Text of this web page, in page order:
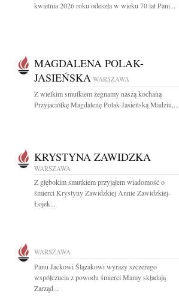
kwietnia 2026 roku odeszła w wieku 70 lat Pani...
MAGDALENA POLAK-
JASIEŃSKA WARSZAWA
Z wielkim smutkiem żegnamy naszą kochaną
Przyjaciółkę Magdalenę Polak-Jasieńską Madziu,...
KRYSTYNA ZAWIDZKA
WARSZAWA
Z głębokim smutkiem przyjąłem wiadomość o
śmierci Krystyny Zawidzkiej Annie Zawidzkiej-
Łojek...
WARSZAWA
Panu Jackowi Ślązakowi wyrazy szczerego
współczucia z powodu śmierci Mamy składają
Zarząd...